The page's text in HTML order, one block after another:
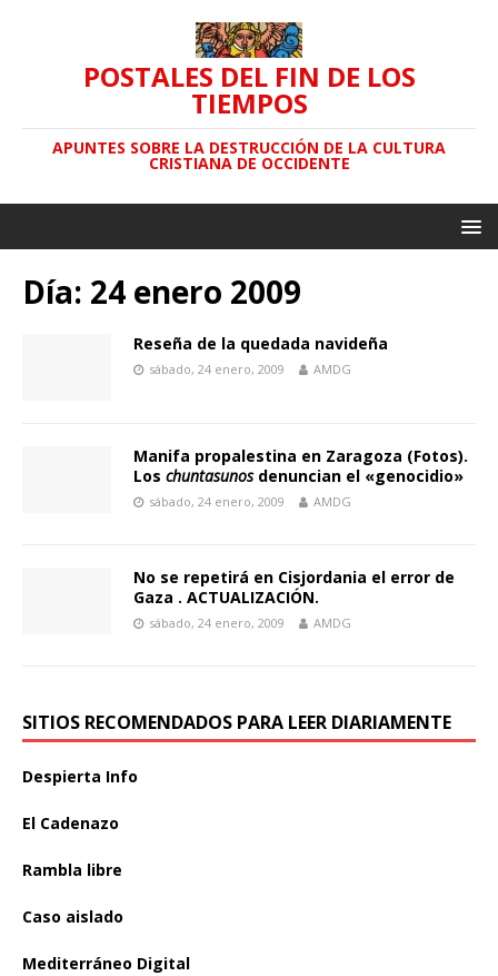
POSTALES DEL FIN DE LOS
TIEMPOS
APUNTES SOBRE LA DESTRUCCIÓN DE LA CULTURA
CRISTIANA DE OCCIDENTE
Día: 24 enero 2009
Reseña de la quedada navideña
sábado, 24 enero, 2009 AMDG
Manifa propalestina en Zaragoza (Fotos).
Los chuntasunosdenuncian el «genocidio»
sábado, 24 enero, 2009 AMDG
No se repetirá en Cisjordania el error de
Gaza . ACTUALIZACIÓN.
sábado, 24 enero, 2009 AMDG
SITIOS RECOMENDADOS PARA LEER DIARIAMENTE
Despierta Info
El Cadenazo
Rambla libre
Caso aislado
Mediterráneo Digital